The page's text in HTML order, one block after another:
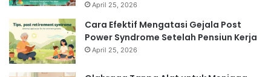
April 25, 2026
Cara Efektif Mengatasi Gejala Post
Power Syndrome Setelah Pensiun Kerja
April 25, 2026